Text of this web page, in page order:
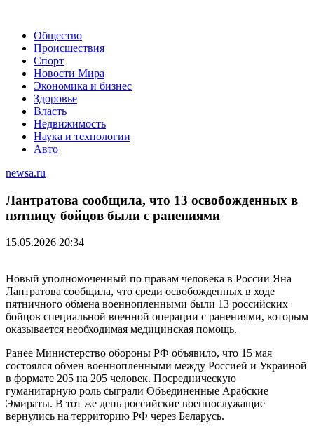
Общество
Происшествия
Спорт
Новости Мира
Экономика и бизнес
Здоровье
Власть
Недвижимость
Наука и технологии
Авто
newsa.ru
Лантратова сообщила, что 13 освобожденных в
пятницу бойцов были с ранениями
15.05.2026 20:34
Новый уполномоченный по правам человека в России Яна
Лантратова сообщила, что среди освобожденных в ходе
пятничного обмена военнопленными были 13 российских
бойцов специальной военной операции с ранениями, которым
оказывается необходимая медицинская помощь.
Ранее Министерство обороны РФ объявило, что 15 мая
состоялся обмен военнопленными между Россией и Украиной
в формате 205 на 205 человек. Посредническую
гуманитарную роль сыграли Объединённые Арабские
Эмираты. В тот же день российские военнослужащие
вернулись на территорию РФ через Беларусь.